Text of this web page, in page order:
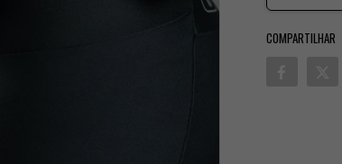
COMPARTILHAR